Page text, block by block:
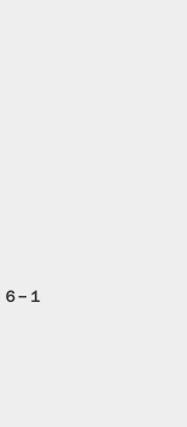
−１